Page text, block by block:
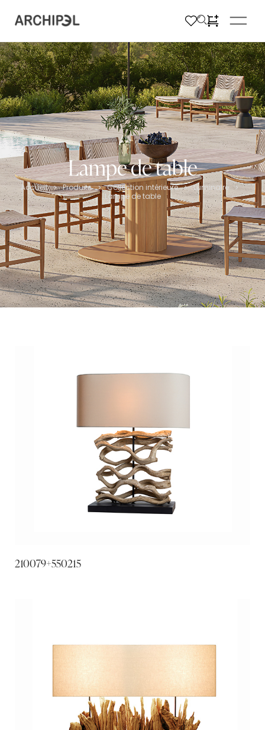
Lampe de table
Accueil > Produits > Collection intérieure > Luminaire
>
Lampe de table
210079+550215